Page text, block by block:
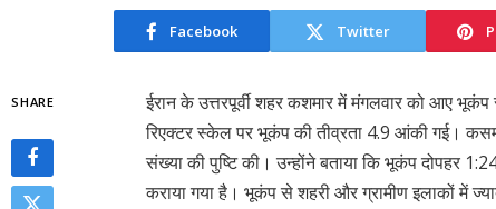
Facebook Twitter
SHARE
ईरान के उत्तरपूर्वी शहर कशमार में मंगलवार को आए
रिएक्टर स्केल पर भूकंप की तीव्रता 4.9 आंकी गई।
संख्या की पुष्टि की। उन्होंने बताया कि भूकंप दोपहर
कराया गया है। भूकंप से शहरी और ग्रामीण इलाकों में